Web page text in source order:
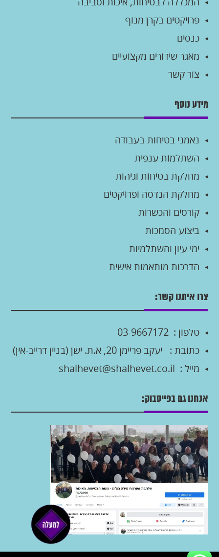
פרויקטים בקרן מנוף
כנסים
מאגר שידורים מקצועיים
צור קשר
מידע נוסף
נאמני בטיחות בעבודה
השתלמות ענפית
מחלקת בטיחות וגיהות
מחלקת הנדסה ופרויקטים
קורסים והכשרות
ביצוע הסמכות
ימי עיון והשתלמיות
הדרכות מותאמות אישית
צרו איתנו קשר:
טלפון : 03-9667172
כתובת :
יעקב פריימן 20, א.ת. ישן (בניין דרייב-אין)
מייל : shalhevet@shalhevet.co.il
אנחנו גם בפייסבוק: